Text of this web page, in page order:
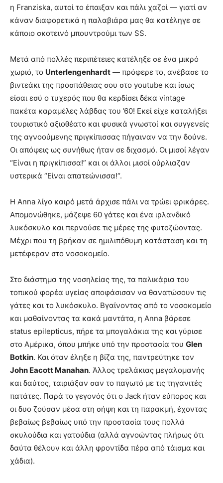
η Franziska, αυτοί το έπαιξαν και πάλι χαζοί — γιατί αν
κάναν διαφορετικά η παλαβιάρα μας θα κατέληγε σε
κάποιο σκοτεινό μπουντρούμι των SS.
Μετά από πολλές περιπέτειες κατέληξε σε ένα μικρό
χωριό, το Unterlengenhardt — πρόφερε το, ανέβασε το
βιντεάκι της προσπάθειας σου στο youtube και ίσως
είσαι εσύ ο τυχερός που θα κερδίσει δέκα vintage
πακέτα καραμέλες λάβδας του ’60! Εκεί είχε καταλήξει
τουριστικό αξιοθέατο και φυσικά γνωστοί και συγγενείς
της αγνοούμενης πριγκίπισσας πήγαιναν να την δούνε.
Οι απόψεις ως συνήθως ήταν σε διχασμό. Οι μισοί λέγαν
“Είναι η πριγκίπισσα!” και οι άλλοι μισοί ούρλιαζαν
υστερικά “Είναι απατεώνισσα!“.
Η Anna λίγο καιρό μετά άρχισε πάλι να τρώει φρικάρες.
Απομονώθηκε, μάζεψε 60 γάτες και ένα ιρλανδικό
λυκόσκυλο και περνούσε τις μέρες της φυτοζώοντας.
Μέχρι που τη βρήκαν σε ημιλιπόθυμη κατάσταση και τη
μετέφεραν στο νοσοκομείο.
Στο διάστημα της νοσηλείας της, τα παλικάρια του
τοπικού φορέα υγείας αποφάσισαν να θανατώσουν τις
γάτες και το λυκόσκυλο. Βγαίνοντας από το νοσοκομείο
και μαθαίνοντας τα κακά μαντάτα, η Anna βάρεσε
status epilepticus, πήρε τα μπογαλάκια της και γύρισε
στο Αμέρικα, όπου μπήκε υπό την προστασία του Glen
Botkin. Και όταν έληξε η βίζα της, παντρεύτηκε τον
John Eacott Manahan. Άλλος τρελάκιας μεγαλομανής
και δαύτος, ταιριάξαν σαν το παγωτό με τις τηγανιτές
πατάτες. Παρά το γεγονός ότι ο Jack ήταν εύπορος και
οι δυο ζούσαν μέσα στη σήψη και τη παρακμή, έχοντας
βεβαίως βεβαίως υπό την προστασία τους πολλά
σκυλούδια και γατούδια (αλλά αγνοώντας πλήρως ότι
δαύτα θέλουν και άλλη φροντίδα πέρα από τάισμα και
χάδια).